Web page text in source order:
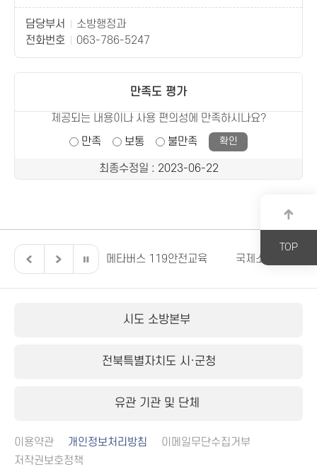
담당부서
소방행정과
전화번호
063-786-5247
만족도 평가
제공되는 내용이나 사용 편의성에 만족하시나요?
만족
보통 불만족
최종수정일 : 2023-06-22
TOP
전북특별자치도 메타버스 119안전교육 국제소방안전박
시도 소방본부
전북특별자치도 시·군청
유관 기관 및 단체
이용약관 개인정보처리방침
이메일무단수집거부
저작권보호정책